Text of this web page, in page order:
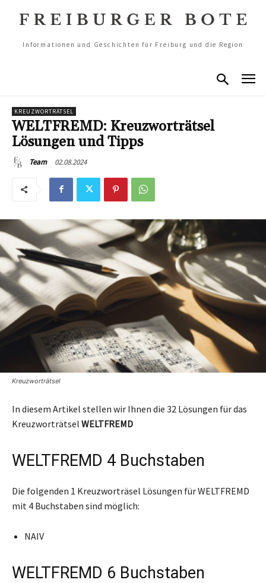
Informationen und Geschichten für Freiburg und die Region
KREUZWORTRÄTSEL
WELTFREMD: Kreuzworträtsel
Lösungen und Tipps
Team 02.08.2024
Kreuzworträtsel
In diesem Artikel stellen wir Ihnen die 32 Lösungen für das
Kreuzworträtsel WELTFREMD
WELTFREMD 4 Buchstaben
Die folgenden 1 Kreuzworträsel Lösungen für WELTFREMD
mit 4 Buchstaben sind möglich:
NAIV
WELTFREMD 6 Buchstaben